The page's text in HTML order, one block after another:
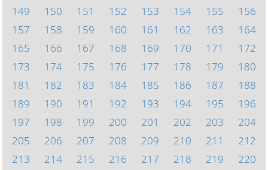
149
150 151 152 153 154 155
156
157
158 159 160 161 162 163
164
165
166 167 168 169 170 171
172
173
174 175 176 177 178 179
180
181
182 183 184 185 186 187
188
189
190 191 192 193 194 195
196
197
198 199 200 201 202 203
204
205
206 207 208 209 210 211
212
213
214 215 216 217 218 219
220